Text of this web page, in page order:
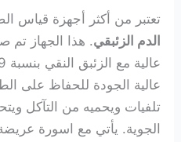
تعتبر من أكثر أجهزة قياس
الدم الزئبقي. هذا الجهاز تم
عالية الجودة للحفاظ على
تلفيات ويحميه من التآكل
الجوية. يأتي مع اسورة